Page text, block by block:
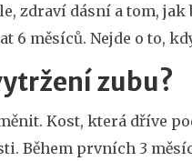
zdraví dásní a tom,
6 měsíců. Nejde o to,
zubu?
Kost, která dříve
Během prvních 3